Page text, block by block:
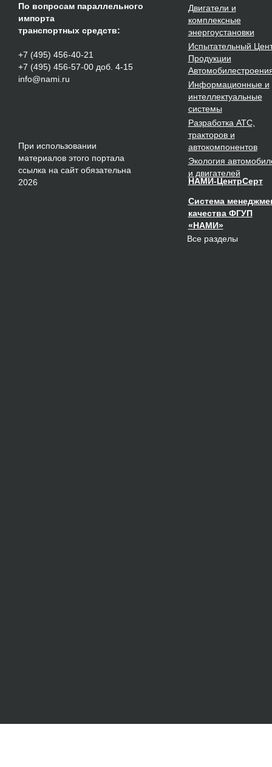
По вопросам параллельного
импорта
транспортных средств:
+7 (495) 456-40-21
+7 (495) 456-57-00 доб. 4-15
info@nami.ru
При использовании
материалов этого портала
ссылка на сайт обязательна
2026
Двигатели и
комплексные
энергоустановки
Испытательный
Продукции
Информационные и
интеллектуальные
системы
Разработка АТС,
тракторов и
автокомпонентов
Экология
и двигателей
НАМИ-ЦентрСерт
Система
качества ФГУП
«НАМИ»
Все разделы